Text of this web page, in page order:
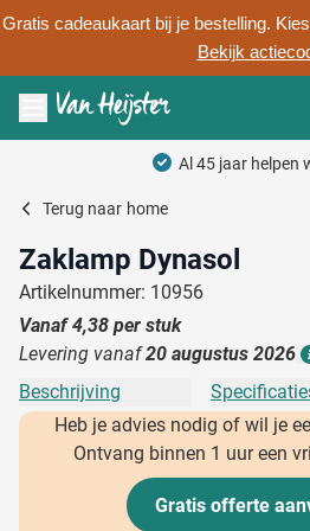
Gratis cadeaukaart bij je bestelling.
Bekijk
Ga naar de inhoud
Menu openen
Al 45 jaar helpen
Terug naar home
Zaklamp Dynasol
Artikelnummer: 10956
Vanaf4,38 per stuk
Levering vanaf20 augustus 2026
Beschrijving
Heb je advies nodig of wil je
Ontvang binnen 1 uur een
Gratis offerte